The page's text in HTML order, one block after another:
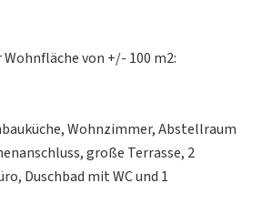
von +/- 100 m2:
Wohnzimmer, Abstellraum
große Terrasse, 2
Duschbad mit WC und 1